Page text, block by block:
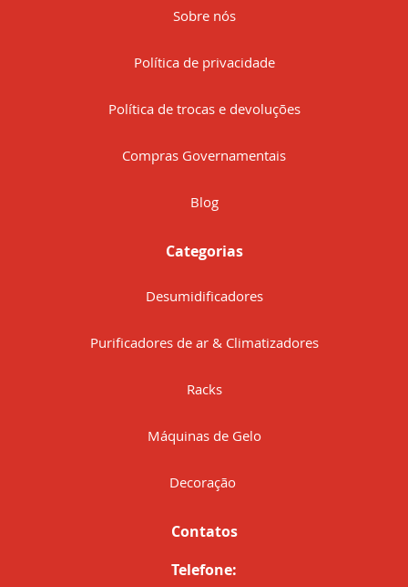
Sobre nós
Política de privacidade
Política de trocas e devoluções
Compras Governamentais
Blog
Categorias
Desumidificadores
Purificadores de ar & Climatizadores
Racks
Máquinas de Gelo
Decoração
Contatos
Telefone: